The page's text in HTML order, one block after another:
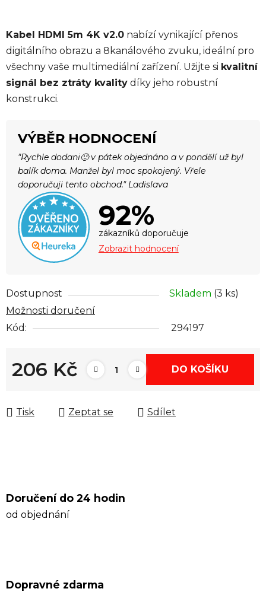
Kabel HDMI 5m 4K v2.0 nabízí vynikající přenos
digitálního obrazu a 8kanálového zvuku, ideální pro
všechny vaše multimediální zařízení. Užijte si kvalitní
signál bez ztráty kvality díky jeho robustní
konstrukci.
VÝBĚR HODNOCENÍ
"Rychle dodani🙂 v pátek objednáno a v pondělí už byl
balík doma. Manžel byl moc spokojený. Vřele
doporučuji tento obchod." Ladislava
92%
zákazníků doporučuje
Zobrazit hodnocení
Dostupnost Skladem (3 ks)
Možnosti doručení
Kód:
294197
206 Kč DO KOŠÍKU
Tisk Zeptat se Sdílet
Doručení do 24 hodin
od objednání
Dopravné zdarma